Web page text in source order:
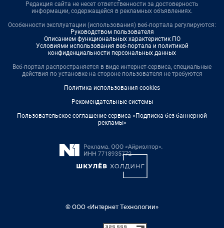
Редакция сайта не несет ответственности за достоверность
информации, содержащейся в рекламных объявлениях.
Особенности эксплуатации (использования) веб-портала регулируются:
Руководством пользователя
Описанием функциональных характеристик ПО
Условиями использования веб-портала и политикой
конфиденциальности персональных данных
Веб-портал распространяется в виде интернет-сервиса, специальные
действия по установке на стороне пользователя не требуются
Политика использования cookies
Рекомендательные системы
Пользовательское соглашение сервиса «Подписка без баннерной
рекламы»
© ООО «Интернет Технологии»